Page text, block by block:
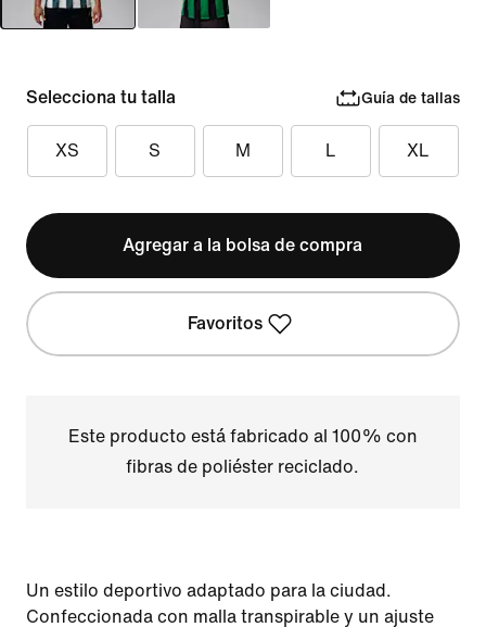
Selecciona tu talla Guía de tallas
XS S M L XL
Agregar a la bolsa de compra
Favoritos
Este producto está fabricado al 100% con
fibras de poliéster reciclado.
Un estilo deportivo adaptado para la ciudad.
Confeccionada con malla transpirable y un ajuste